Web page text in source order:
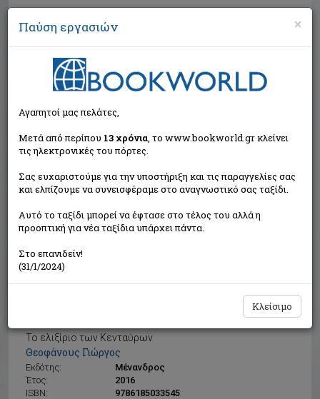
Αναζήτηση
Το ελιξίριο των Κενταύρων
Θεοφάνους Γιώργος
Εκδότης:
Μένανδρος
Έτος:
2016
ISBN:
9786185033545
Η τιμή μας:€10,80
Δεν υπάρχει δυνατότητα παραγγελίας
×
Παύση εργασιών
Αγαπητοί μας πελάτες,
Μετά από περίπου 13 χρόνια, το www.bookworld.gr κλείνει
τις ηλεκτρονικές του πόρτες.
Σας ευχαριστούμε για την υποστήριξη και τις παραγγελίες σας
και ελπίζουμε να συνεισφέραμε στο αναγνωστικό σας ταξίδι.
Αυτό το ταξίδι μπορεί να έφτασε στο τέλος του αλλά η
προοπτική για νέα ταξίδια υπάρχει πάντα.
Στο επανιδείν!
(31/1/2024)
Κλείσιμο